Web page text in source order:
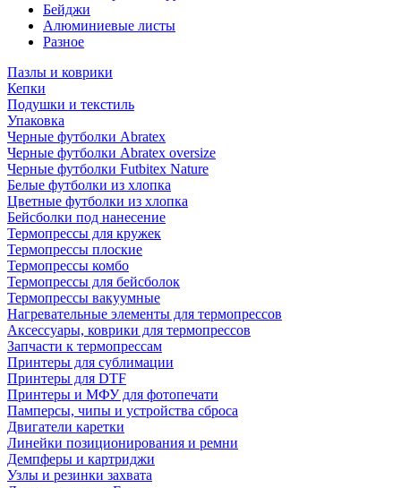
Бейджи
Алюминиевые листы
Разное
Пазлы и коврики
Кепки
Подушки и текстиль
Упаковка
Черные футболки Abratex
Черные футболки Abratex oversize
Черные футболки Futbitex Nature
Белые футболки из хлопка
Цветные футболки из хлопка
Бейсболки под нанесение
Термопрессы для кружек
Термопрессы плоские
Термопрессы комбо
Термопрессы для бейсболок
Термопрессы вакуумные
Нагревательные элементы для термопрессов
Аксессуары, коврики для термопрессов
Запчасти к термопрессам
Принтеры для сублимации
Принтеры для DTF
Принтеры и МФУ для фотопечати
Памперсы, чипы и устройства сброса
Двигатели каретки
Линейки позиционирования и ремни
Демпферы и картриджи
Узлы и резинки захвата